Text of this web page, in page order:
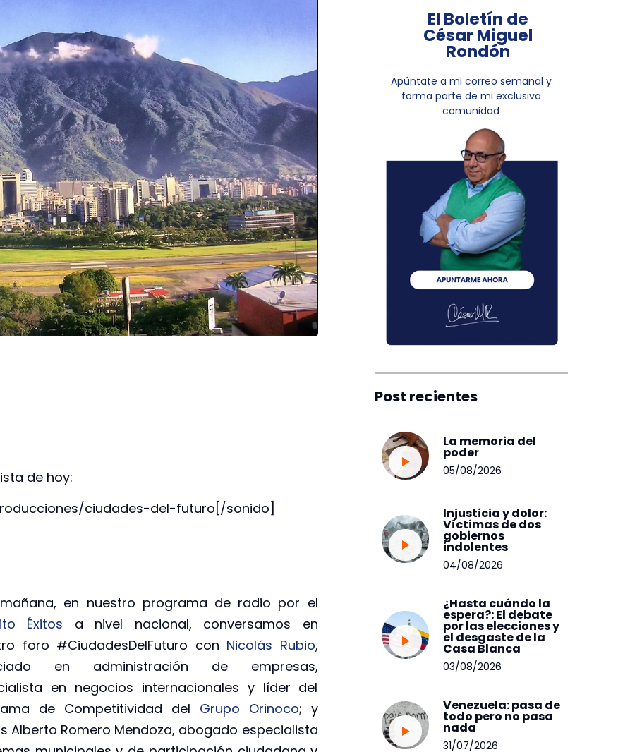
de hoy:
ciudades-del-futuro[/sonido]
en nuestro programa de radio por el
Éxitos a nivel nacional, conversamos en
foro #CiudadesDelFuturo con Nicolás Rubio,
en administración de empresas,
en negocios internacionales y líder del
de Competitividad del Grupo Orinoco; y
Alberto Romero Mendoza, abogado especialista
El Boletín de
César Miguel
Rondón
Apúntate a mi correo semanal y
forma parte de mi exclusiva
comunidad
Post recientes
La memoria del
poder
05/08/2026
Injusticia y dolor:
Víctimas de dos
gobiernos
indolentes
04/08/2026
¿Hasta cuándo la
espera?: El debate
por las elecciones y
el desgaste de la
Casa Blanca
03/08/2026
Venezuela: pasa de
todo pero no pasa
nada
31/07/2026